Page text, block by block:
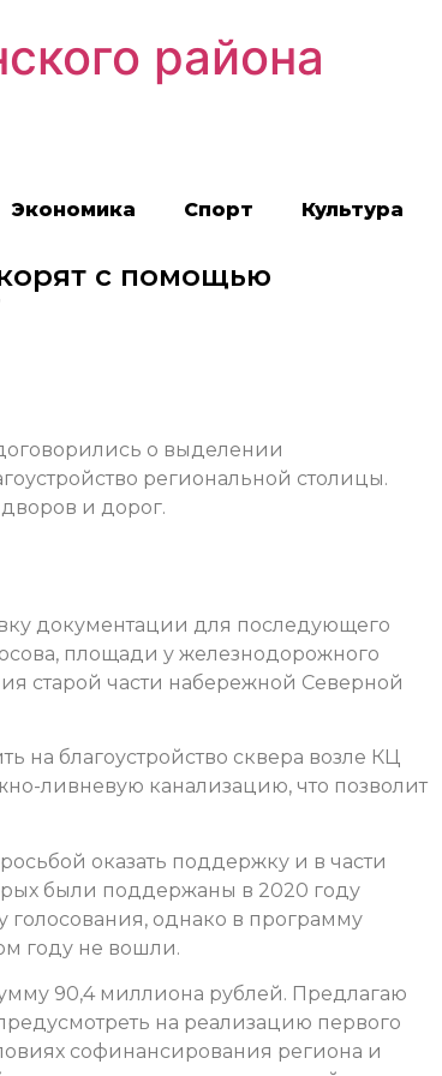
района
Экономика Спорт Культура
с помощью
о выделении
региональной столицы.
и дорог.
документации для последующего
площади у железнодорожного
старой части набережной Северной
на благоустройство сквера возле КЦ
ливневую канализацию, что позволит
оказать поддержку и в части
были поддержаны в 2020 году
однако в программу
году не вошли.
90,4 миллиона рублей. Предлагаю
на реализацию первого
софинансирования региона и